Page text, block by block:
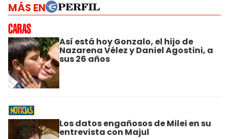
MÁS EN
Así está hoy Gonzalo, el hijo de
Nazarena Vélez y Daniel Agostini, a
sus 26 años
Los datos engañosos de Milei en su
entrevista con Majul